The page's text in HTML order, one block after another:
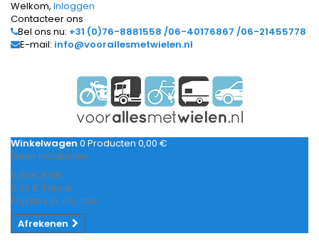
Welkom, Inloggen
Contacteer ons
Bel ons nu: +31 (0)76-8881558 /06-40176867 /06-21455778
E-mail: info@voorallesmetwielen.nl
Winkelwagen 0 Producten 0,00 €
Geen producten
0,00 € BTW
0,00 € Totaal
Prijzen zijn incl. btw
Afrekenen